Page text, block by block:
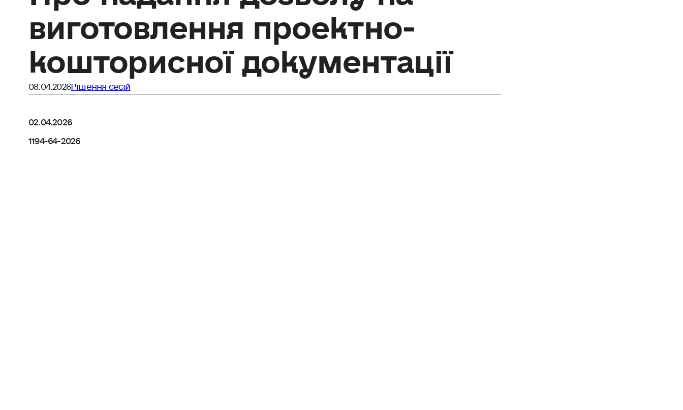
виготовлення проектно-
кошторисної документації
08.04.2026Рішення сесій
02.04.2026
1194-64-2026